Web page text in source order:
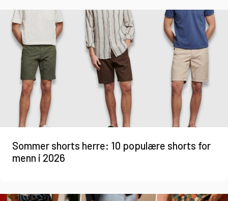
Sommer shorts herre: 10 populære shorts for
menn i 2026